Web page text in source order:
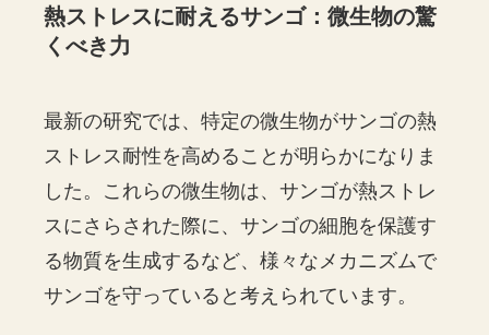
熱ストレスに耐えるサンゴ：微生物の驚
くべき力
最新の研究では、特定の微生物がサンゴの熱
ストレス耐性を高めることが明らかになりま
した。これらの微生物は、サンゴが熱ストレ
スにさらされた際に、サンゴの細胞を保護す
る物質を生成するなど、様々なメカニズムで
サンゴを守っていると考えられています。